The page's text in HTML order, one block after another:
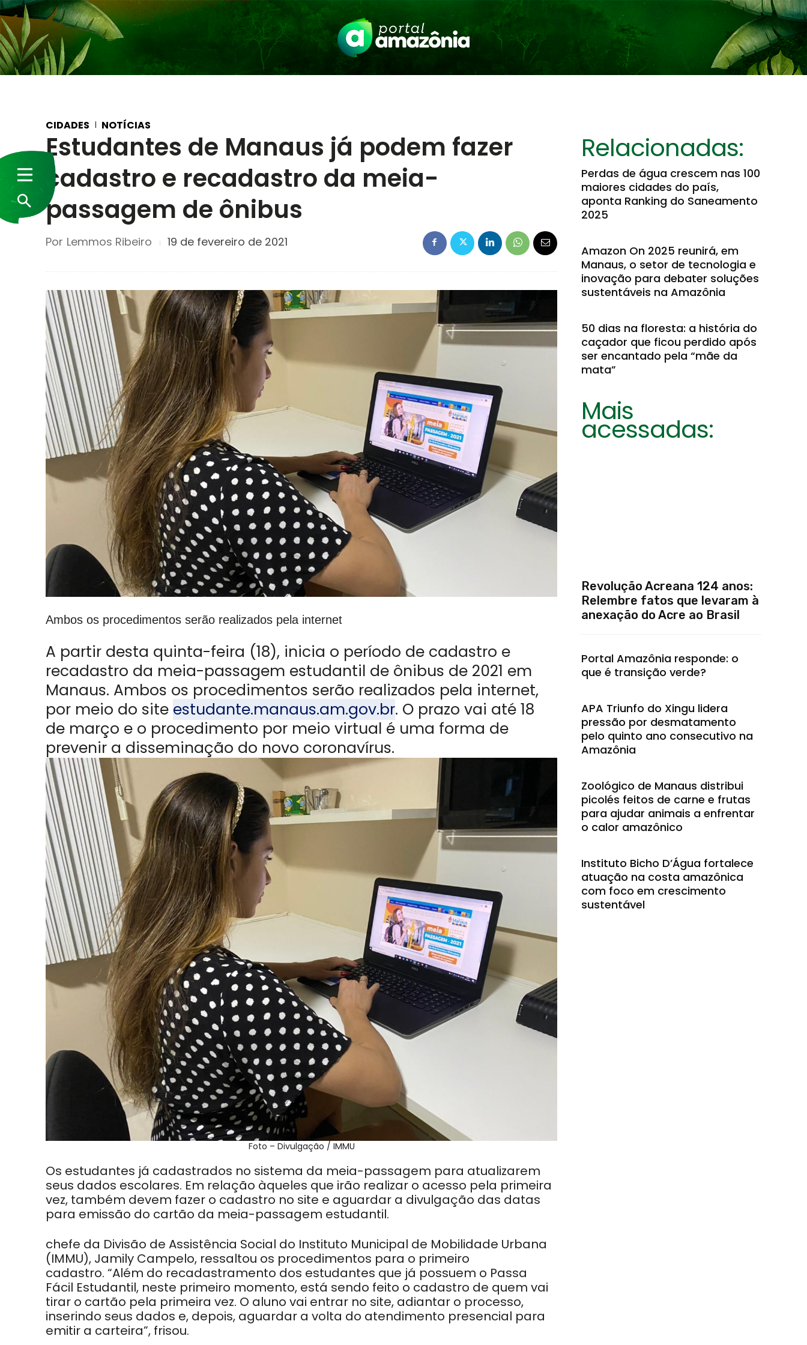
CIDADES NOTÍCIAS
Estudantes de Manaus já podem fazer
cadastro e recadastro da meia-
passagem de ônibus
Por Lemmos Ribeiro 19 de fevereiro de 2021
Ambos os procedimentos serão realizados pela internet
A partir desta quinta-feira (18), inicia o período de cadastro e
recadastro da meia-passagem estudantil de ônibus de 2021 em
Manaus. Ambos os procedimentos serão realizados pela internet,
por meio do site estudante.manaus.am.gov.br. O prazo vai até 18
de março e o procedimento por meio virtual é uma forma de
prevenir a disseminação do novo coronavírus.
Foto – Divulgação / IMMU
Os estudantes já cadastrados no sistema da meia-passagem para atualizarem
seus dados escolares. Em relação àqueles que irão realizar o acesso pela primeira
vez, também devem fazer o cadastro no site e aguardar a divulgação das datas
para emissão do cartão da meia-passagem estudantil.
chefe da Divisão de Assistência Social do Instituto Municipal de Mobilidade Urbana
(IMMU), Jamily Campelo, ressaltou os procedimentos para o primeiro
cadastro. “Além do recadastramento dos estudantes que já possuem o Passa
Fácil Estudantil, neste primeiro momento, está sendo feito o cadastro de quem vai
tirar o cartão pela primeira vez. O aluno vai entrar no site, adiantar o processo,
inserindo seus dados e, depois, aguardar a volta do atendimento presencial para
emitir a carteira”, frisou.
Relacionadas:
Perdas de água crescem nas 100
maiores cidades do país,
aponta Ranking do Saneamento
2025
Amazon On 2025 reunirá, em
Manaus, o setor de tecnologia e
inovação para debater soluções
sustentáveis na Amazônia
50 dias na floresta: a história do
caçador que ficou perdido após
ser encantado pela “mãe da
mata”
Mais
acessadas:
Revolução Acreana 124 anos:
Relembre fatos que levaram à
anexação do Acre ao Brasil
Portal Amazônia responde: o
que é transição verde?
APA Triunfo do Xingu lidera
pressão por desmatamento
pelo quinto ano consecutivo na
Amazônia
Zoológico de Manaus distribui
picolés feitos de carne e frutas
para ajudar animais a enfrentar
o calor amazônico
Instituto Bicho D’Água fortalece
atuação na costa amazônica
com foco em crescimento
sustentável